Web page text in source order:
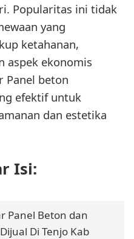
Popularitas ini tidak
yang
ketahanan,
aspek ekonomis
Panel beton
efektif untuk
dan estetika
Isi:
Panel Beton dan
Di Tenjo Kab